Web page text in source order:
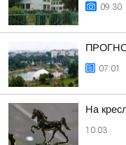
09:30
07:01
На
10:03